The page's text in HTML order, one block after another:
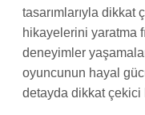
tasarımlarıyla dikkat
hikayelerini yaratma
deneyimler
oyuncunun hayal
detayda dikkat çekici